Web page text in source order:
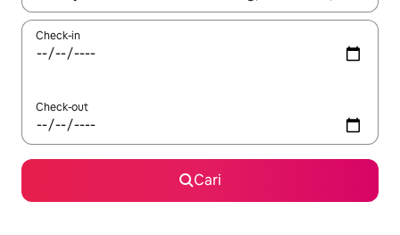
Check-in
Check-out
Cari